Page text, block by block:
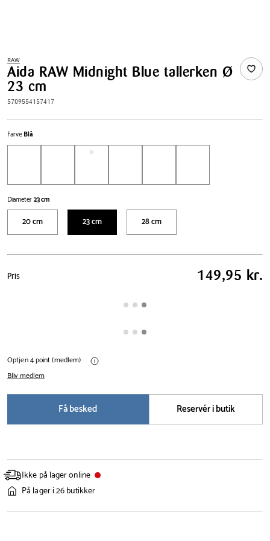
RAW
Aida RAW Midnight Blue tallerken Ø
23 cm
5709554157417
Farve Blå
Diameter23 cm
20 cm 23 cm 28 cm
Pris
tabel
Pris 149,95 kr.
Optjen 4 point (medlem)
Bliv medlem
Få besked Reservér i butik
Ikke på lager online
På lager i 26 butikker